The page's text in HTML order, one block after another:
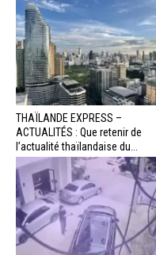
THAÏLANDE EXPRESS –
ACTUALITÉS : Que retenir de
l’actualité thaïlandaise du...